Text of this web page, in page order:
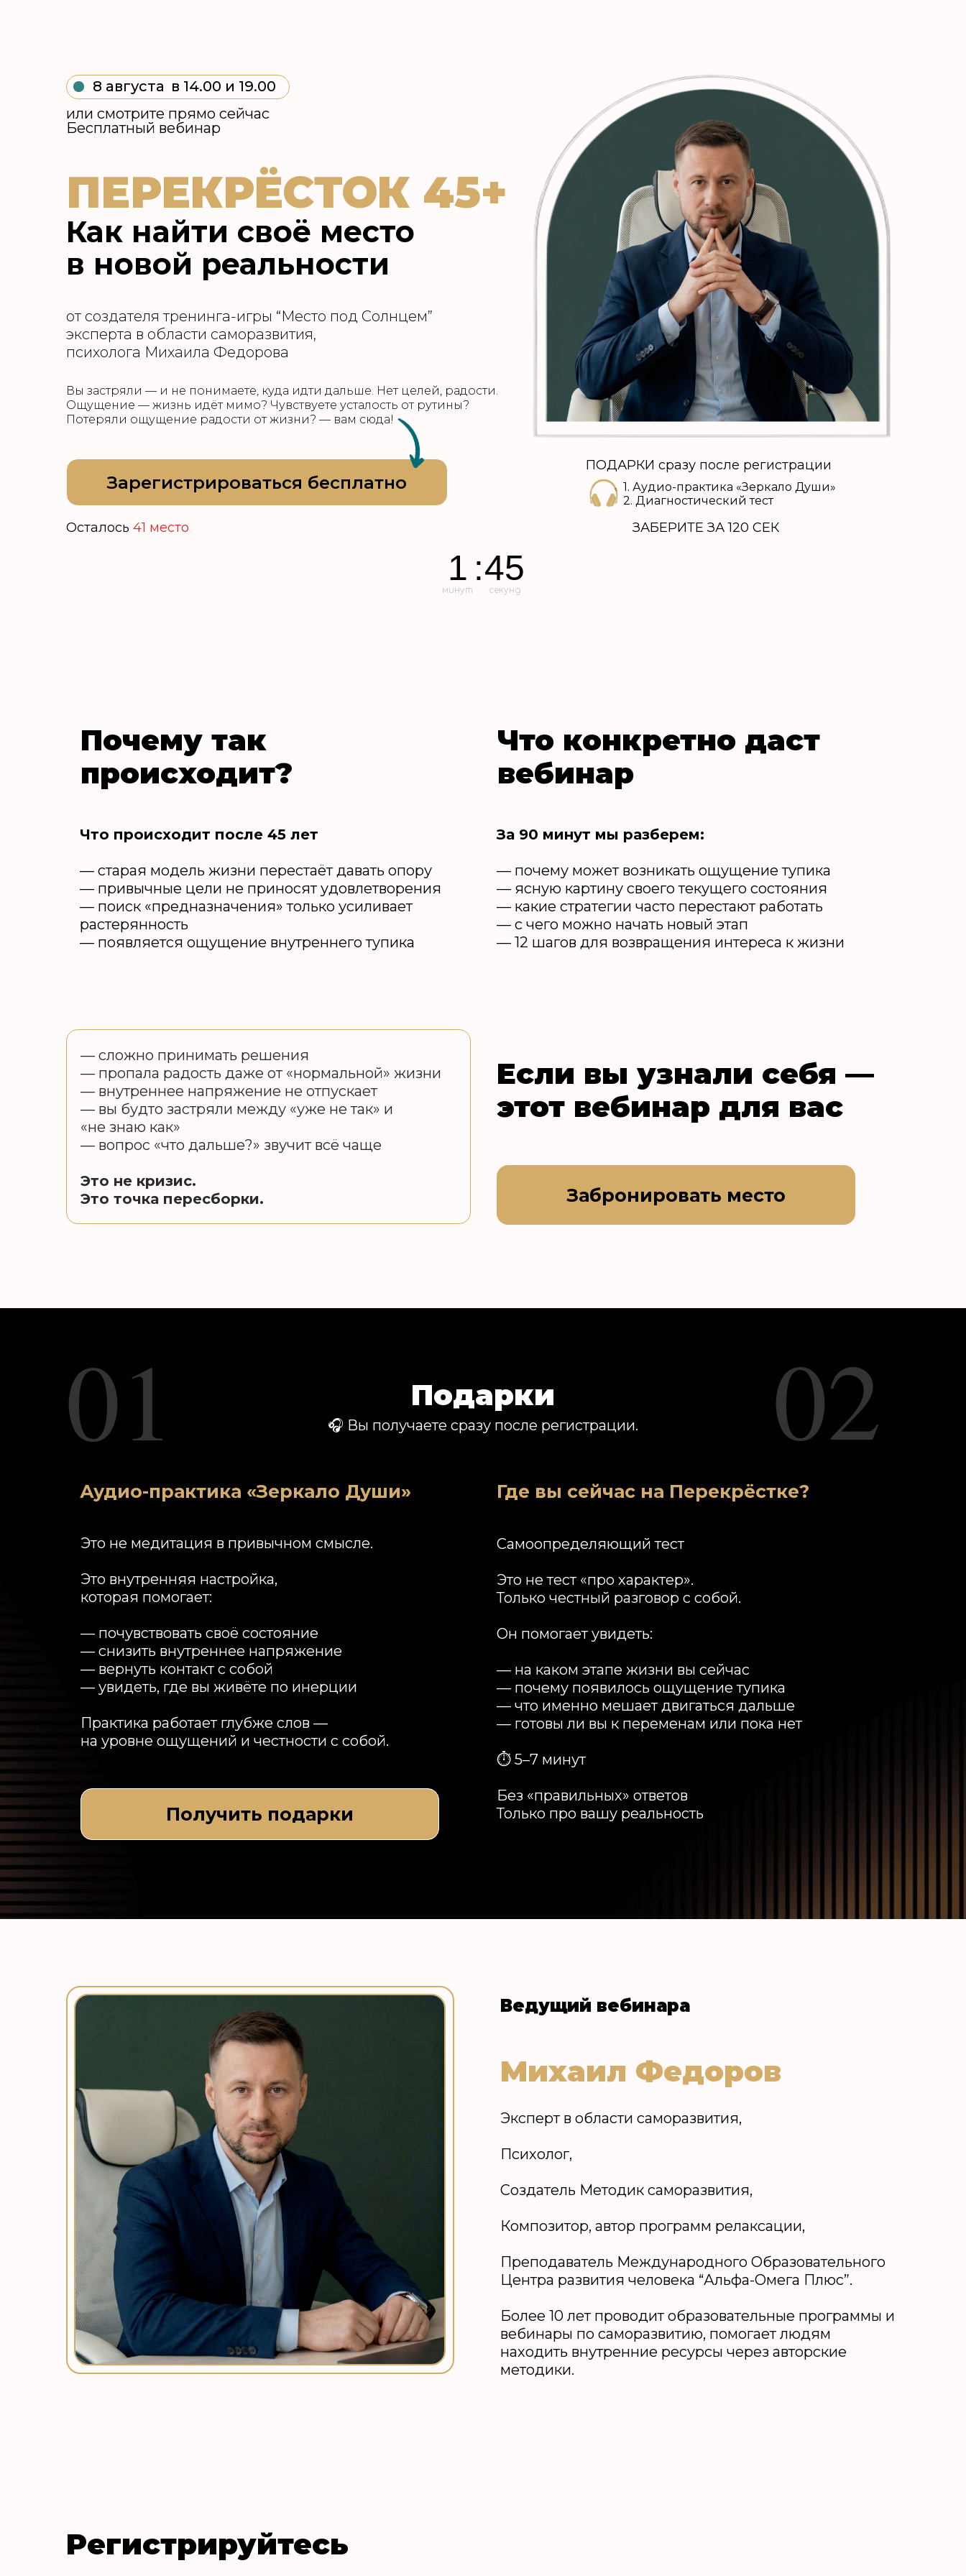
ПЕРЕКРЁСТОК 45+
или смотрите прямо сейчас
Бесплатный вебинар
Как найти своё место
в новой реальности
Вы застряли — и не понимаете, куда идти дальше. Нет целей, радости.
Ощущение — жизнь идёт мимо? Чувствуете усталость от рутины?
Потеряли ощущение радости от жизни? — вам сюда!
в 14.00 и 19.00
Зарегистрироваться бесплатно
от создателя тренинга-игры “Место под Солнцем”
эксперта в области саморазвития,
психолога Михаила Федорова
Осталось 41 место ЗАБЕРИТЕ ЗА 120 СЕК
ПОДАРКИ сразу после регистрации
1. Аудио-практика «Зеркало Души»
2. Диагностический тест
8 августа
1
минут
:43
секунд
Почему так
происходит?
Забронировать место
Что происходит после 45 лет
— старая модель жизни перестаёт давать опору
— привычные цели не приносят удовлетворения
— поиск «предназначения» только усиливает
растерянность
— появляется ощущение внутреннего тупика
Что конкретно даст
вебинар
За 90 минут мы разберем:
— почему может возникать ощущение тупика
— ясную картину своего текущего состояния
— какие стратегии часто перестают работать
— с чего можно начать новый этап
— 12 шагов для возвращения интереса к жизни
— сложно принимать решения
— пропала радость даже от «нормальной» жизни
— внутреннее напряжение не отпускает
— вы будто застряли между «уже не так» и
«не знаю как»
— вопрос «что дальше?» звучит всё чаще
Это не кризис.
Это точка пересборки.
Если вы узнали себя —
этот вебинар для вас
Подарки
Получить подарки
Аудио-практика «Зеркало Души» Где вы сейчас на Перекрёстке?
Это не медитация в привычном смысле.
Это внутренняя настройка,
которая помогает:
— почувствовать своё состояние
— снизить внутреннее напряжение
— вернуть контакт с собой
— увидеть, где вы живёте по инерции
Практика работает глубже слов —
на уровне ощущений и честности с собой.
Самоопределяющий тест
Это не тест «про характер».
Только честный разговор с собой.
Он помогает увидеть:
— на каком этапе жизни вы сейчас
— почему появилось ощущение тупика
— что именно мешает двигаться дальше
— готовы ли вы к переменам или пока нет
⏱ 5–7 минут
Без «правильных» ответов
Только про вашу реальность
01 02
🎧 Вы получаете сразу после регистрации.
Ведущий вебинара
Эксперт в области саморазвития,
Психолог,
Создатель Методик саморазвития,
Композитор, автор программ релаксации,
Преподаватель Международного Образовательного
Центра развития человека “Альфа-Омега Плюс”.
Более 10 лет проводит образовательные программы и
вебинары по саморазвитию, помогает людям
находить внутренние ресурсы через авторские
методики.
Михаил Федоров
Регистрируйтесь